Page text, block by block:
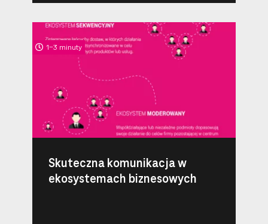
1-3 minuty
Skuteczna komunikacja w
ekosystemach biznesowych